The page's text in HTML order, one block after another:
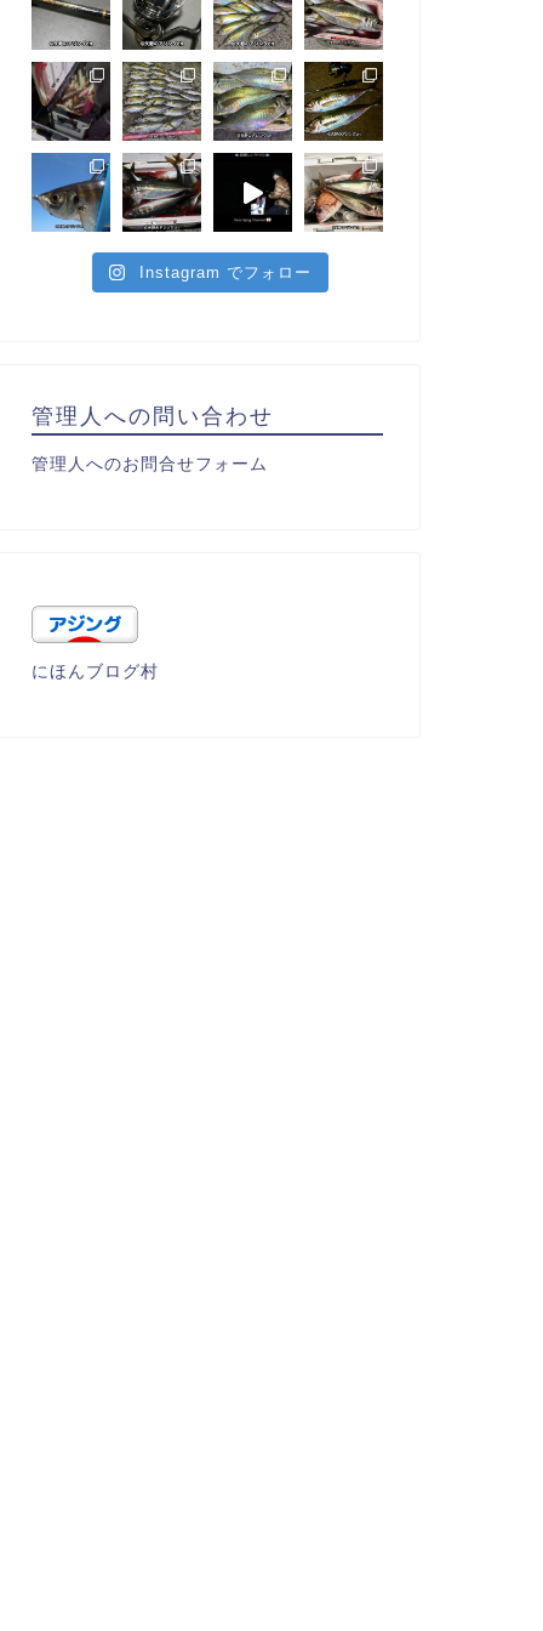
Instagram でフォロー
管理人への問い合わせ
管理人へのお問合せフォーム
にほんブログ村